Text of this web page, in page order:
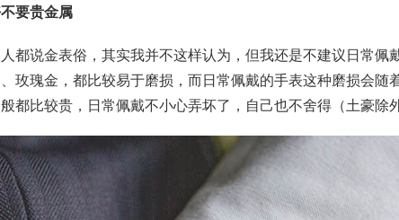
要贵金属
都说金表俗，其实我并不这样认为，但我还是不建议日常佩
玫瑰金，都比较易于磨损，而日常佩戴的手表这种磨损会
都比较贵，日常佩戴不小心弄坏了，自己也不舍得（土豪除外